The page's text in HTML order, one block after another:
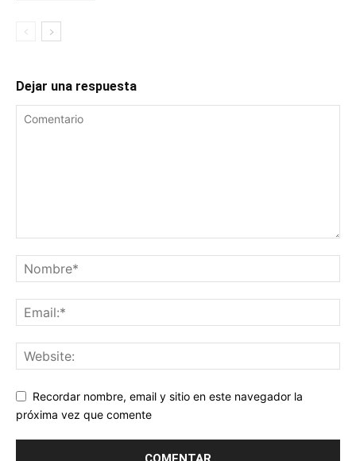
Dejar una respuesta
Recordar nombre, email y sitio en este navegador la
próxima vez que comente